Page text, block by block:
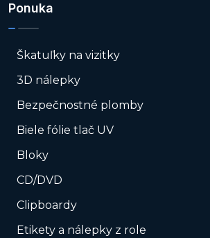
Ponuka
Škatuľky na vizitky
3D nálepky
Bezpečnostné plomby
Biele fólie tlač UV
Bloky
CD/DVD
Clipboardy
Etikety a nálepky z role